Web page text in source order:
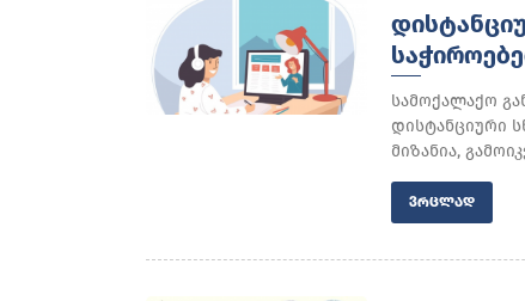
სამოქალაქო
დისტანციური
მიზანია,
ᲕᲠᲪᲚᲐᲓ